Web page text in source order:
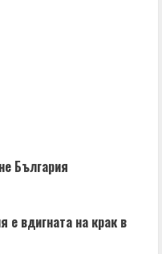
България
е вдигната на крак в